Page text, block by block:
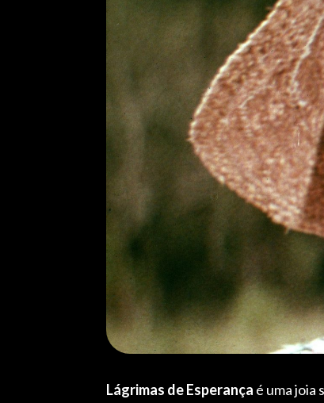
Lágrimas de Esperança é uma joia